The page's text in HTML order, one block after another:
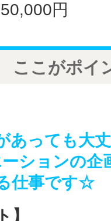
円
ここがポイ
あっても大
ションの企
仕事です☆
】